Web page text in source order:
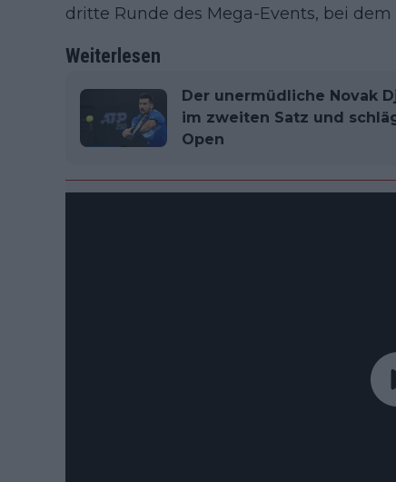
dritte Runde des Mega-Events, bei
Weiterlesen
Der unermüdliche Novak
im zweiten Satz und
Open